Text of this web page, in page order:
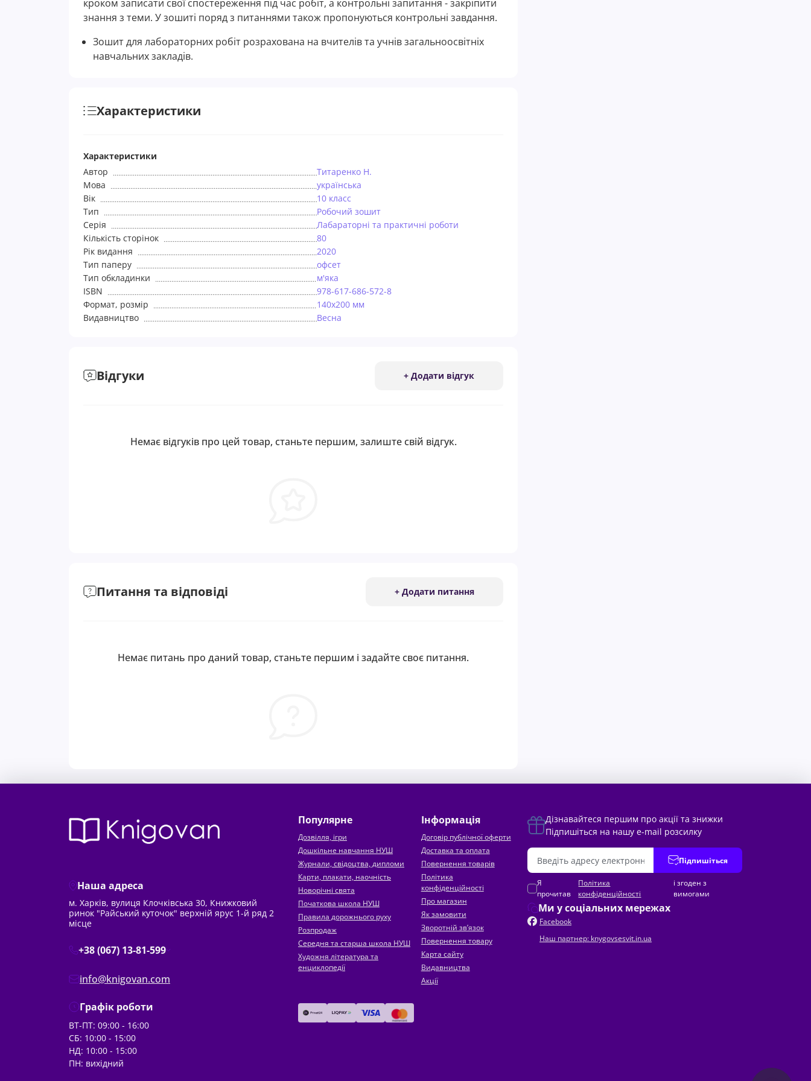
кроком записати свої спостереження під час робіт, а контрольні запитання - закріпити
знання з теми. У зошиті поряд з питаннями також пропонуються контрольні завдання.
Зошит для лабораторних робіт розрахована на вчителів та учнів загальноосвітніх
навчальних закладів.
Характеристики
Характеристики
Автор
Титаренко Н.
Мова
українська
Вік
10 класс
Тип
Робочий зошит
Серія
Лабараторні та практичні роботи
Кількість сторінок
80
Рік видання
2020
Тип паперу
офсет
Тип обкладинки
м'яка
ISBN
978-617-686-572-8
Формат, розмір
140х200 мм
Видавництво
Весна
Відгуки + Додати відгук
Немає відгуків про цей товар, станьте першим, залиште свій відгук.
Питання та відповіді + Додати питання
Немає питань про даний товар, станьте першим і задайте своє питання.
Наша адреса
м. Харків, вулиця Клочківська 30, Книжковий
ринок "Райський куточок" верхній ярус 1-й ряд 2
місце
+38 (067) 13-81-599
info@knigovan.com
Графік роботи
ВТ-ПТ: 09:00 - 16:00
СБ: 10:00 - 15:00
НД: 10:00 - 15:00
ПН: вихідний
Популярне
Дозвілля, ігри
Дошкільне навчання НУШ
Журнали, свідоцтва, дипломи
Карти, плакати, наочність
Новорічні свята
Початкова школа НУШ
Правила дорожнього руху
Розпродаж
Середня та старша школа НУШ
Художня література та
енциклопедії
Інформація
Договір публічної оферти
Доставка та оплата
Повернення товарів
Політика
конфіденційності
Про магазин
Як замовити
Зворотній зв’язок
Повернення товару
Карта сайту
Видавництва
Акції
Ми у соціальних мережах
Facebook
Наш партнер: knygovsesvit.in.ua
Дізнавайтеся першим про акції та знижки
Підпишіться на нашу e-mail розсилку
Підпишіться
Я
прочитав
Політика
конфіденційності
і згоден з
вимогами